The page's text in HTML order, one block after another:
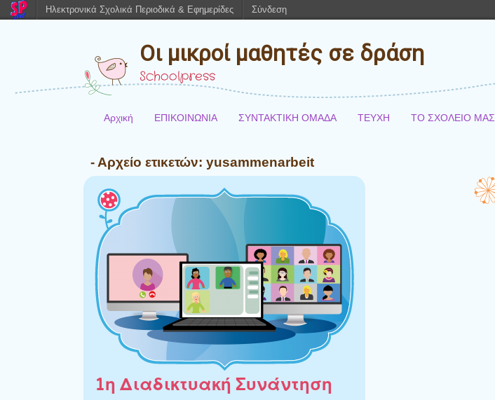
Οι μικροί μαθητές σε δράση
Schoolpress
Αρχική ΕΠΙΚΟΙΝΩΝΙΑ ΣΥΝΤΑΚΤΙΚΗ ΟΜΑΔΑ ΤΕΥΧΗ ΤΟ ΣΧΟΛΕΙΟ ΜΑΣ
- Αρχείο ετικετών: yusammenarbeit
1η Διαδικτυακή Συνάντηση
Ηλεκτρονικά Σχολικά Περιοδικά & Εφημερίδες Σύνδεση